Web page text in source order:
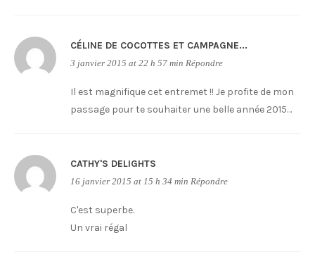
CÉLINE DE COCOTTES ET CAMPAGNE...
3 janvier 2015 at 22 h 57 min Répondre
Il est magnifique cet entremet !! Je profite de mon
passage pour te souhaiter une belle année 2015…
CATHY'S DELIGHTS
16 janvier 2015 at 15 h 34 min Répondre
C'est superbe.
Un vrai régal